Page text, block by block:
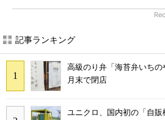
記事ランキング
高級のり弁「海苔弁いち
月末で閉店
ユニクロ、国内初の「自